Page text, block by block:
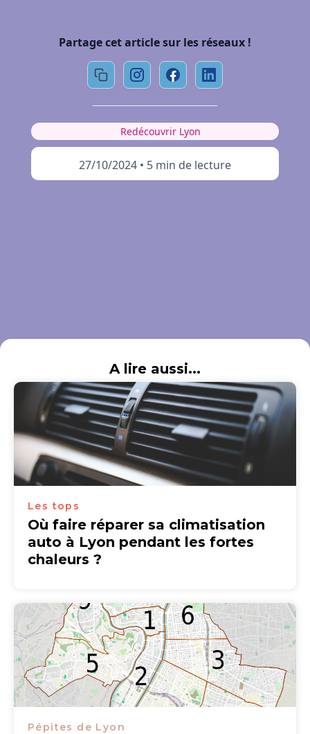
Partage cet article sur les réseaux !
Redécouvrir Lyon
27/10/2024 • 5 min de lecture
A lire aussi...
Les tops
Où faire réparer sa climatisation
auto à Lyon pendant les fortes
chaleurs ?
Pépites de Lyon